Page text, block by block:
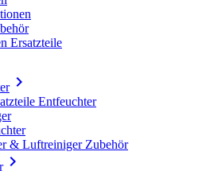
Ersatzteile

Entfeuchter
& Luftreiniger Zubehör
